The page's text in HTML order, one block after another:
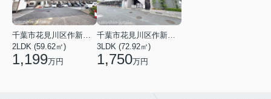
千葉市花見川区作新台６丁目
2LDK (59.62㎡)
1,199万円
千葉市花見川区作新台４丁目
3LDK (72.92㎡)
1,750万円